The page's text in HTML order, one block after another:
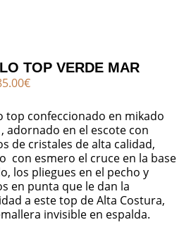
TOP VERDE MAR
€El
actual
es:
85.00€.
top confeccionado en mikado
adornado en el escote con
de cristales de alta calidad,
con esmero el cruce en la base
los pliegues en el pecho y
en punta que le dan la
a este top de Alta Costura,
invisible en espalda.